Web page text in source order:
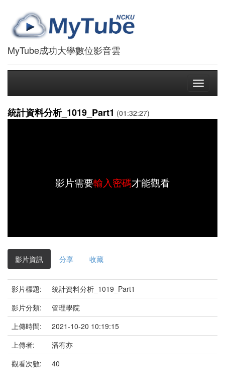
MyTube成功大學數位影音雲
Toggle
統計資料分析_1019_Part1 (01:32:27)
影片需要輸入密碼才能觀看
影片資訊 分享 收藏
影片標題:
統計資料分析_1019_Part1
影片分類:
管理學院
上傳時間:
2021-10-20 10:19:15
上傳者:
潘宥亦
觀看次數:
40